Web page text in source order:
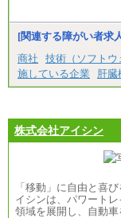
[関連する障がい者求
商社
技術（ソフトウ
施している企業
肝臓
株式会社アイシン
「移動」に自由と喜
イシンは、パワート
領域を展開し、自動